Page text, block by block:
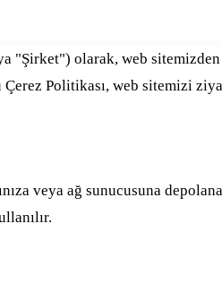
"Şirket") olarak, web
Politikası, web sitemizi
veya ağ sunucusuna